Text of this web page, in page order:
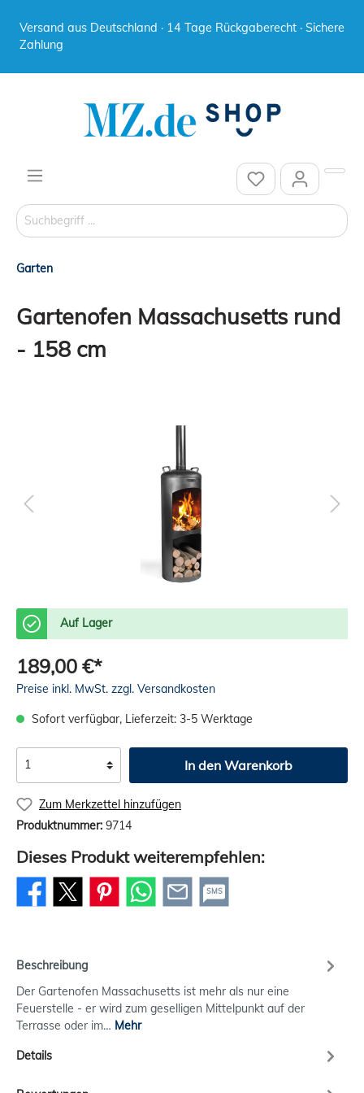
Versand aus Deutschland · 14 Tage Rückgaberecht · Sichere
Zahlung
Garten
Gartenofen Massachusetts rund
- 158 cm
Auf Lager
189,00 €*
Preise inkl. MwSt. zzgl. Versandkosten
Sofort verfügbar, Lieferzeit: 3-5 Werktage
In den Warenkorb
Zum Merkzettel hinzufügen
Produktnummer: 9714
Dieses Produkt weiterempfehlen:
SMS
Beschreibung
Der Gartenofen Massachusetts ist mehr als nur eine
Feuerstelle - er wird zum geselligen Mittelpunkt auf der
Terrasse oder im… Mehr
Details